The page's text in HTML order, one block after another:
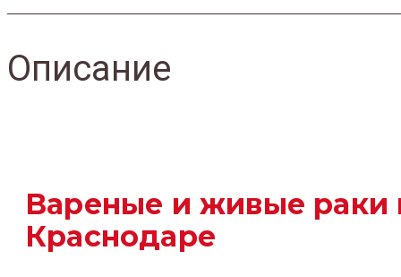
Описание
Вареные и живые раки
Краснодаре